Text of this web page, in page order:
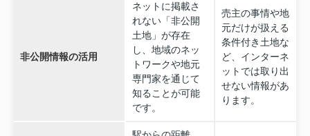
非公開情報の活用
ネットに掲載さ
れない「非公開
土地」が存在
し、地域のネッ
トワークや地元
専門家を通じて
知ることが可能
です。
売主の事情や地
元だけが扱える
条件付き土地な
ど、インターネ
ットでは取り出
せない情報があ
ります。